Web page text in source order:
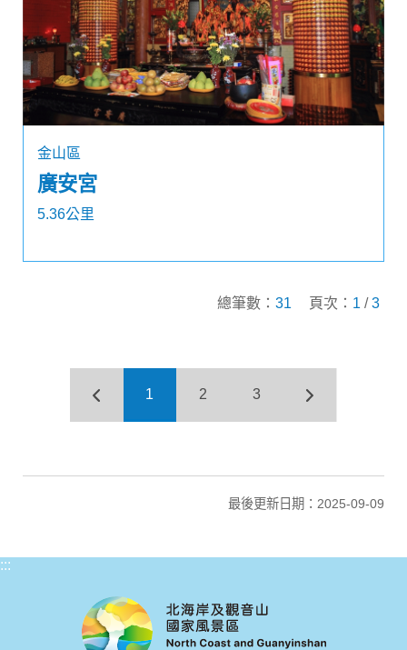
金山區
廣安宮
5.36公里
總筆數： 31 頁次： 1 /3
1 2 3
最後更新日期：2025-09-09
:::